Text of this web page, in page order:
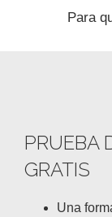
Para
PRUEBA
GRATIS
Una